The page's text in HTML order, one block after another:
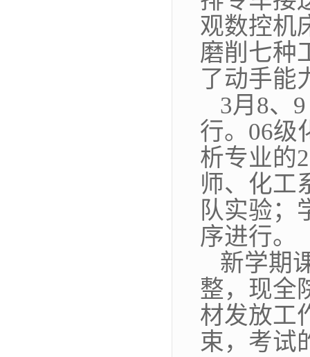
观数控机
磨削七种
了动手能
3月 8、 9
行。 06级
析专业的
师、化工
队实验；
序进行。
新学期
整，现全
材发放工
束，考试